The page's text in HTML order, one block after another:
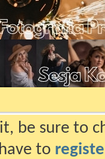
be sure to
to